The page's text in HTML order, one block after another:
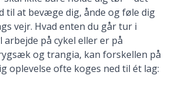
til at bevæge dig, ånde ogføle dig
vejr. Hvad enten du gårtur i
arbejde på cykel ellerer på
ogtrangia, kan forskellen på
oplevelse ofte koges ned til ét lag: